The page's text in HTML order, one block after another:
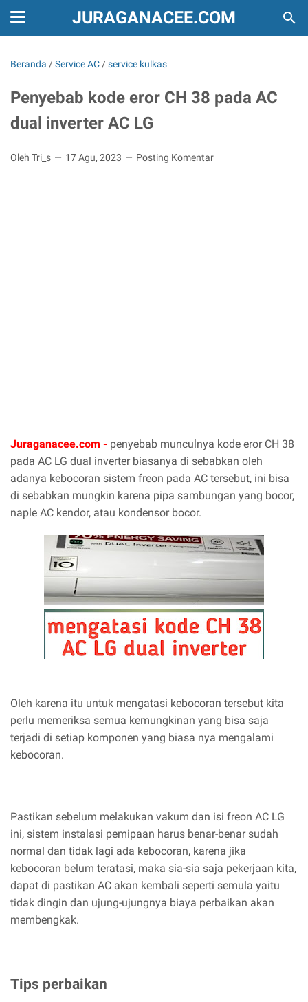
JURAGANACEE.COM
Beranda /Service AC /service kulkas
Penyebab kode eror CH 38 pada AC
dual inverter AC LG
Oleh Tri_s 17 Agu, 2023 Posting Komentar
Juraganacee.com - penyebab munculnya kode eror CH 38
pada AC LG dual inverter biasanya di sebabkan oleh
adanya kebocoran sistem freon pada AC tersebut, ini bisa
di sebabkan mungkin karena pipa sambungan yang bocor,
naple AC kendor, atau kondensor bocor.
Oleh karena itu untuk mengatasi kebocoran tersebut kita
perlu memeriksa semua kemungkinan yang bisa saja
terjadi di setiap komponen yang biasa nya mengalami
kebocoran.
Pastikan sebelum melakukan vakum dan isi freon AC LG
ini, sistem instalasi pemipaan harus benar-benar sudah
normal dan tidak lagi ada kebocoran, karena jika
kebocoran belum teratasi, maka sia-sia saja pekerjaan kita,
dapat di pastikan AC akan kembali seperti semula yaitu
tidak dingin dan ujung-ujungnya biaya perbaikan akan
membengkak.
Tips perbaikan